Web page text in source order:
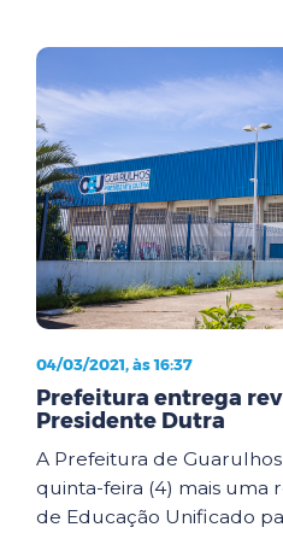
04/03/2021, às 16:37
Prefeitura entrega
Presidente Dutra
A Prefeitura de
quinta-feira (4) mais uma
de Educação Unificado